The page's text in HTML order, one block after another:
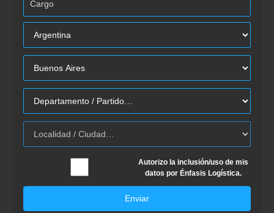
Autorizo la inclusión/uso de mis
datos por Énfasis Logística.
Enviar